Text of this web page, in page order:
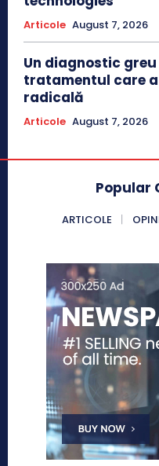
Articole August 7, 2026
Un diagnostic
tratamentul care
radicală
Articole August 7, 2026
Popular
ARTICOLE